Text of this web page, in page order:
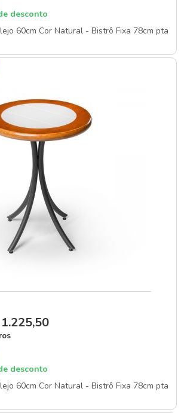
desconto
60cm Cor Natural - Bistrô Fixa 78cm pta
,50
desconto
60cm Cor Natural - Bistrô Fixa 78cm pta